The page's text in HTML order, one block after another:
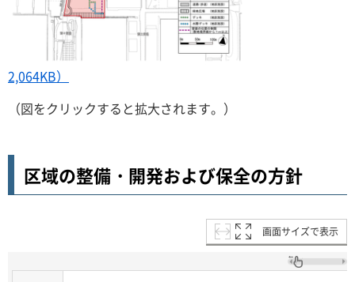
2,064KB）
（図をクリックすると拡大されます。）
区域の整備・開発および保全の方針
画面サイズで表示